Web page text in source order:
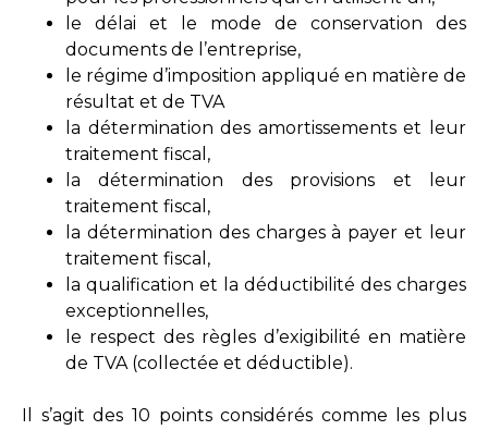
le délai et le mode de conservation des
documents de l’entreprise,
le régime d’imposition appliqué en matière de
résultat et de TVA
la détermination des amortissements et leur
traitement fiscal,
la détermination des provisions et leur
traitement fiscal,
la détermination des charges à payer et leur
traitement fiscal,
la qualification et la déductibilité des charges
exceptionnelles,
le respect des règles d’exigibilité en matière
de TVA (collectée et déductible).
Il s’agit des 10 points considérés comme les plus